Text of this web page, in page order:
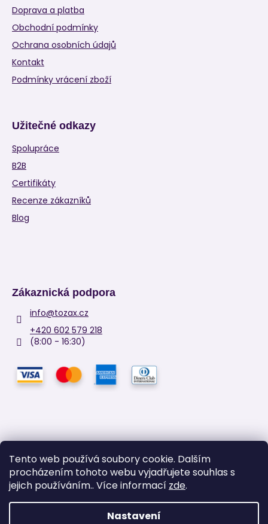
Tento web používá soubory cookie. Dalším
procházením tohoto webu vyjadřujete souhlas s
jejich používáním.. Více informací zde.
Nastavení
Doprava a platba
Obchodní podmínky
Ochrana osobních údajů
Kontakt
Podmínky vrácení zboží
Užitečné odkazy
Spolupráce
B2B
Certifikáty
Recenze zákazníků
Blog
Zákaznická podpora
info@tozax.cz
+420 602 579 218
(8:00 - 16:30)
Facebook